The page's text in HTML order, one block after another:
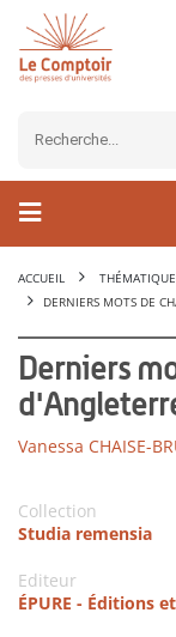
ACCUEIL
DERNIERS MOTS DE
Derniers
Vanessa CHAISE-
Collection
Studia remensia
Editeur
ÉPURE - Éditions